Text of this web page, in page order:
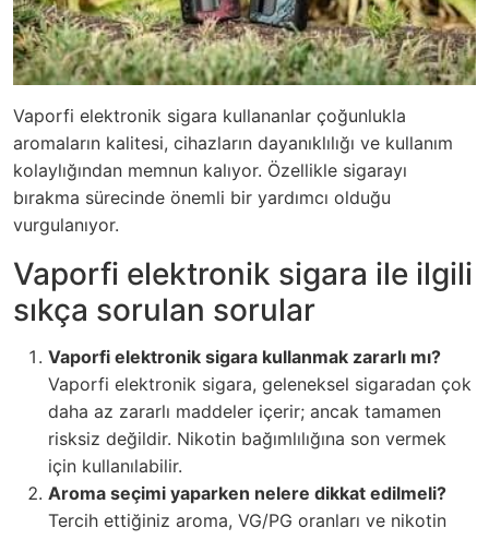
Vaporfi elektronik sigara kullananlar çoğunlukla
aromaların kalitesi, cihazların dayanıklılığı ve kullanım
kolaylığından memnun kalıyor. Özellikle sigarayı
bırakma sürecinde önemli bir yardımcı olduğu
vurgulanıyor.
Vaporfi elektronik sigara ile ilgili
sıkça sorulan sorular
Vaporfi elektronik sigara kullanmak zararlı mı?
Vaporfi elektronik sigara, geleneksel sigaradan çok
daha az zararlı maddeler içerir; ancak tamamen
risksiz değildir. Nikotin bağımlılığına son vermek
için kullanılabilir.
Aroma seçimi yaparken nelere dikkat edilmeli?
Tercih ettiğiniz aroma, VG/PG oranları ve nikotin